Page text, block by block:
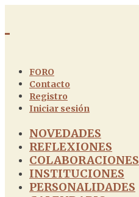
FORO
Contacto
Registro
Iniciar sesión
NOVEDADES
REFLEXIONES
COLABORACIONES
INSTITUCIONES
PERSONALIDADES